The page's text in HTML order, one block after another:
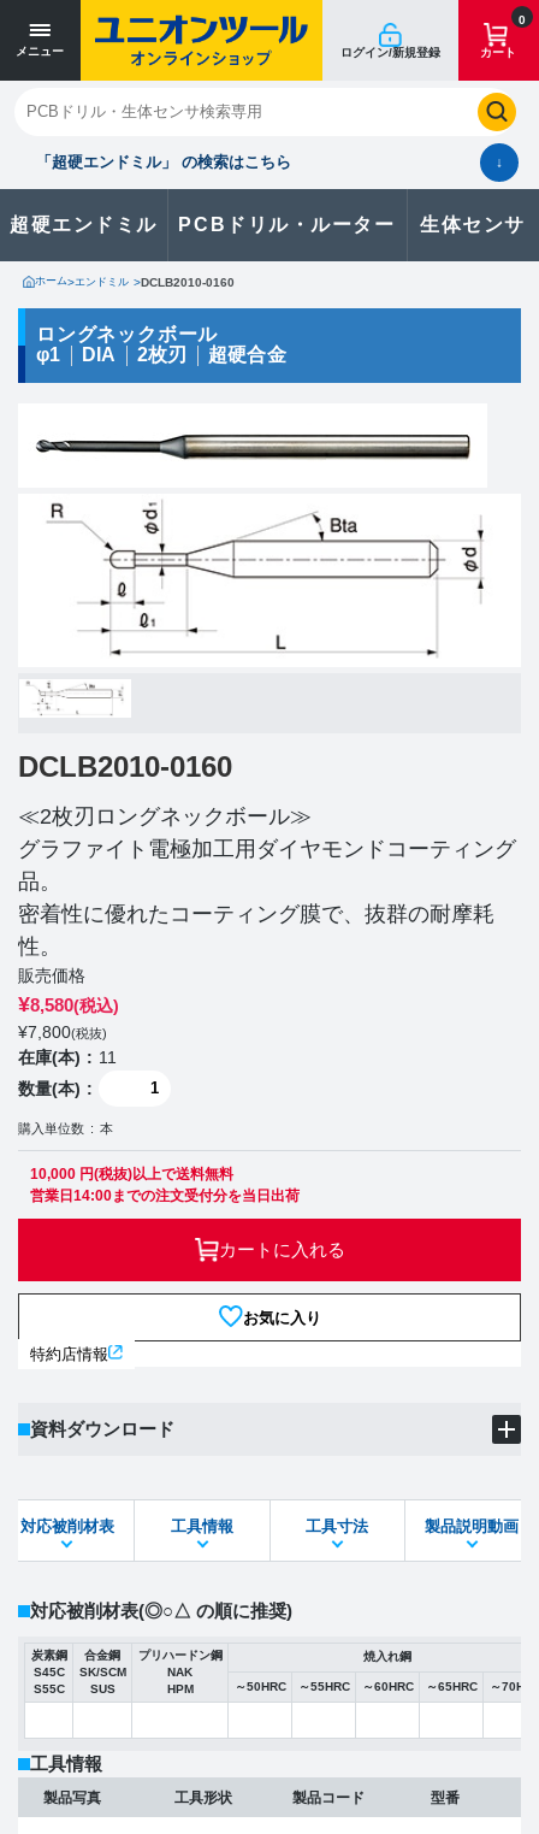
メニュー ログイン/新規登録
0
カート
「超硬エンドミル」 の検索はこちら ↓
超硬エンドミル PCBドリル・ルーター 生体センサ
閉じる
お気に入り クイックオーダー 購入履歴
製品に関するお問い合わせはこちら
カタログ一覧
ホーム>エンドミル >DCLB2010-0160
ロングネックボール
φ1
DIA 2枚刃 超硬合金
DCLB2010-0160
≪2枚刃ロングネックボール≫
グラファイト電極加工用ダイヤモンドコーティング
品。
密着性に優れたコーティング膜で、抜群の耐摩耗
性。
販売価格
¥8,580(税込)
¥7,800(税抜)
在庫(本)
11
数量(本)
購入単位数 本
10,000 円(税抜)以上で送料無料
営業日14:00までの注文受付分を当日出荷
カートに入れる
お気に入り
特約店情報
資料ダウンロード
STEPファイル DXFファイル
対応被削材表 工具情報 工具寸法 製品説明動画
対応被削材表(◎○△ の順に推奨)
炭素鋼
S45C
S55C
合金鋼
SK/SCM
SUS
プリハードン鋼
NAK
HPM
焼入れ鋼
～50HRC ～55HRC ～60HRC ～65HRC ～
工具情報
寸法単位 [mm]
製品写真 工具形状 製品コード 型番
寸法単位 [mm]